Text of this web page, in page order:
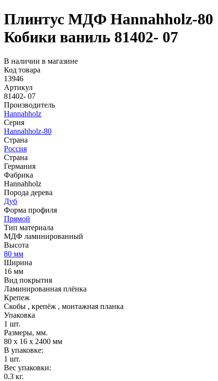
Плинтус МДФ Hannahholz-80
Кобики ваниль 81402- 07
В наличии в магазине
Код товара
13946
Артикул
81402- 07
Производитель
Hannahholz
Серия
Hannahholz-80
Страна
Россия
Страна
Германия
Фабрика
Hannahholz
Порода дерева
Дуб
Форма профиля
Прямой
Тип материала
МДФ ламинированный
Высота
80 мм
Ширина
16 мм
Вид покрытия
Ламинированная плёнка
Крепеж
Скобы , крепёж , монтажная планка
Упаковка
1 шт.
Размеры, мм.
80 х 16 х 2400 мм
В упаковке:
1 шт.
Вес упаковки:
0.3 кг.